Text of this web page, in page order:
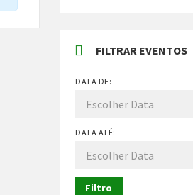
FILTRAR EVENTOS
DATA DE:
DATA ATÉ:
Filtro